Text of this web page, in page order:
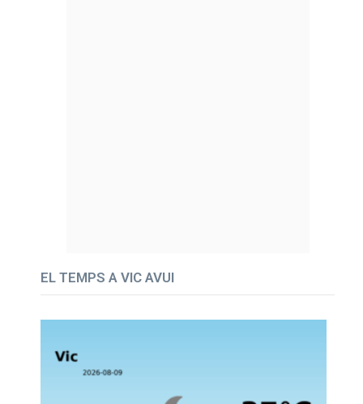
EL TEMPS A VIC AVUI